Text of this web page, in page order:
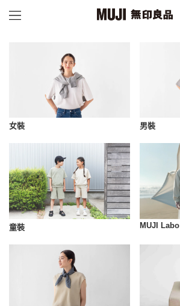
女裝 男裝
童裝 MUJI Labo